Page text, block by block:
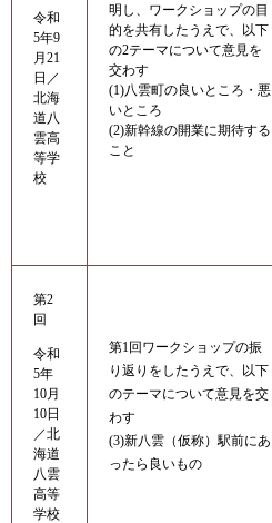
令和
5年9
月21
日／
北海
道八
雲高
等学
校
明し、ワークショップの目
的を共有したうえで、以下
の2テーマについて意見を
交わす
(1)八雲町の良いところ・悪
いところ
(2)新幹線の開業に期待する
こと
第2
回
令和
5年
10月
10日
／北
海道
八雲
高等
学校
第1回ワークショップの振
り返りをしたうえで、以下
のテーマについて意見を交
わす
(3)新八雲（仮称）駅前にあ
ったら良いもの